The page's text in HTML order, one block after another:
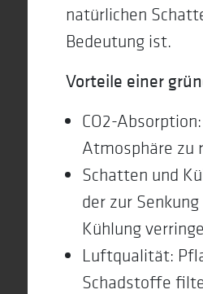
natürlichen
Bedeutung ist.
Vorteile einer
CO2-
Atmosphäre zu
Schatten und
der zur
Kühlung
Luftqualität:
Schadstoffe